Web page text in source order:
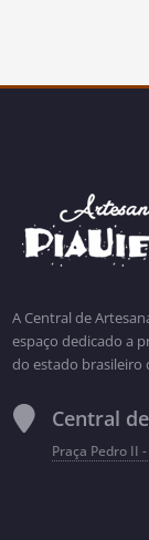
A Central de
espaço dedicado a
do estado brasileiro
Central
Praça Pedro II